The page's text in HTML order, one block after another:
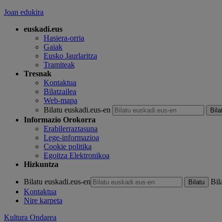
Joan edukira
euskadi.eus
Hasiera-orria
Gaiak
Eusko Jaurlaritza
Tramiteak
Tresnak
Kontaktua
Bilatzailea
Web-mapa
Bilatu euskadi.eus-en
Informazio Orokorra
Erabilerraztasuna
Lege-informazioa
Cookie politika
Egoitza Elektronikoa
Hizkuntza
Bilatu euskadi.eus-en
Kontaktua
Nire karpeta
Kultura Ondarea